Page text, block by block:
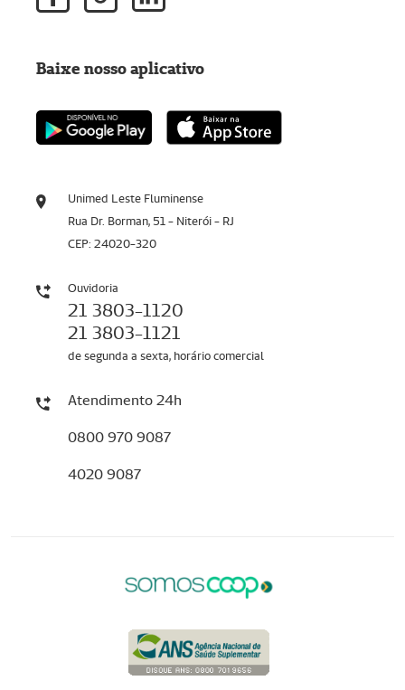
Unimed Leste Fluminense
Rua Dr. Borman, 51 - Niterói - RJ
CEP: 24020-320
Ouvidoria
21 3803-1120
21 3803-1121
de segunda a sexta, horário comercial
Atendimento 24h
0800 970 9087
4020 9087
Baixe nosso aplicativo